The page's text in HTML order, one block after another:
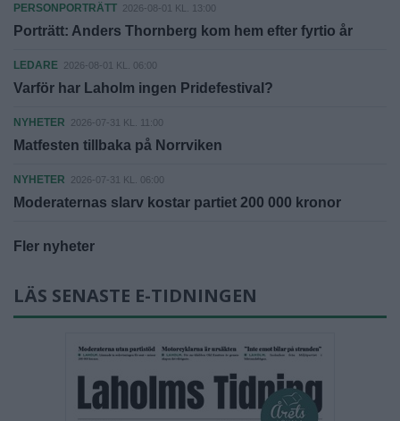
PERSONPORTRÄTT 2026-08-01 KL. 13:00
Porträtt: Anders Thornberg kom hem efter fyrtio år
LEDARE 2026-08-01 KL. 06:00
Varför har Laholm ingen Pridefestival?
NYHETER 2026-07-31 KL. 11:00
Matfesten tillbaka på Norrviken
NYHETER 2026-07-31 KL. 06:00
Moderaternas slarv kostar partiet 200 000 kronor
Fler nyheter
LÄS SENASTE E-TIDNINGEN